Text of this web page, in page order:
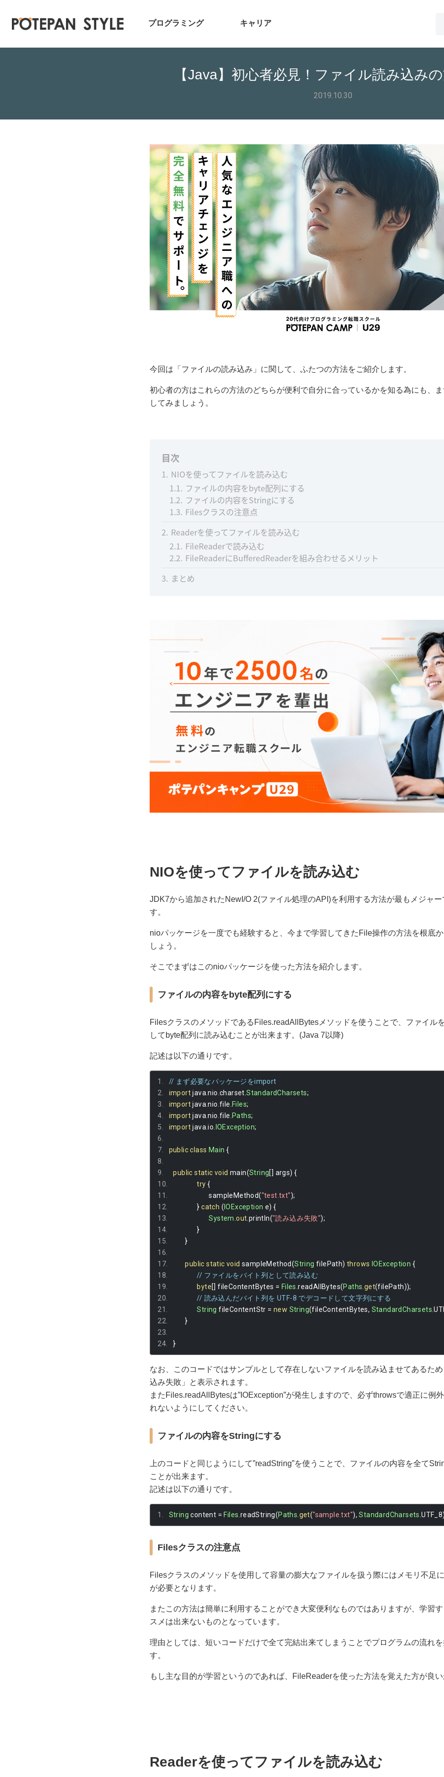
プログラミング キャリア
【Java】初心者必見！ファイル読み込み
2019.10.30
今回は「ファイルの読み込み」に関して、ふたつの方法をご紹介します。
初心者の方はこれらの方法のどちらが便利で自分に合っているかを知る為にも、
してみましょう。
目次
1 NIOを使ってファイルを読み込む
1.1 ファイルの内容をbyte配列にする
1.2 ファイルの内容をStringにする
1.3 Filesクラスの注意点
2 Readerを使ってファイルを読み込む
2.1 FileReaderで読み込む
2.2 FileReaderにBufferedReaderを組み合わせるメリット
3 まとめ
NIOを使ってファイルを読み込む
JDK7から追加されたNewI/O 2(ファイル処理のAPI)を利用する方法が最もメジャー
す。
nioパッケージを一度でも経験すると、今まで学習してきたFile操作の方法を根底
しょう。
そこでまずはこのnioパッケージを使った方法を紹介します。
ファイルの内容をbyte配列にする
FilesクラスのメソッドであるFiles.readAllBytesメソッドを使うことで、ファイル
してbyte配列に読み込むことが出来ます。(Java 7以降)
記述は以下の通りです。
// まず必要なパッケージをimport
import java.nio.charset.StandardCharsets;
import java.nio.file.Files;
import java.nio.file.Paths;
import java.io. IOException;
public class Main {
public static void main(String[] args) {
try {
			sampleMethod
("test.txt");
} catch ( IOException e) {
System.out.println("読み込み失敗");
}
}
public static void sampleMethod(String filePath) throws IOException {
// ファイルをバイト列として読み込む
byte[] fileContentBytes = Files.readAllBytes(Paths.get(filePath));
// 読み込んだバイト列を UTF-8 でデコードして文字列にする
String fileContentStr = new String(fileContentBytes, StandardCharsets.
}
}
なお、このコードではサンプルとして存在しないファイルを読み込ませてあるた
込み失敗」と表示されます。
またFiles.readAllBytesは”IOException”が発生しますので、必ずthrowsで適正に例
れないようにしてください。
ファイルの内容をStringにする
上のコードと同じようにして”readString”を使うことで、ファイルの内容を全て
ことが出来ます。
記述は以下の通りです。
String content = Files.readString(Paths.get("sample.txt"), StandardCharsets.UTF_8
Filesクラスの注意点
Filesクラスのメソッドを使用して容量の膨大なファイルを扱う際にはメモリ不足
が必要となります。
またこの方法は簡単に利用することができ大変便利なものではありますが、学習
スメは出来ないものとなっています。
理由としては、短いコードだけで全て完結出来てしまうことでプログラムの流れ
す。
もし主な目的が学習というのであれば、FileReaderを使った方法を覚えた方が良い
Readerを使ってファイルを読み込む